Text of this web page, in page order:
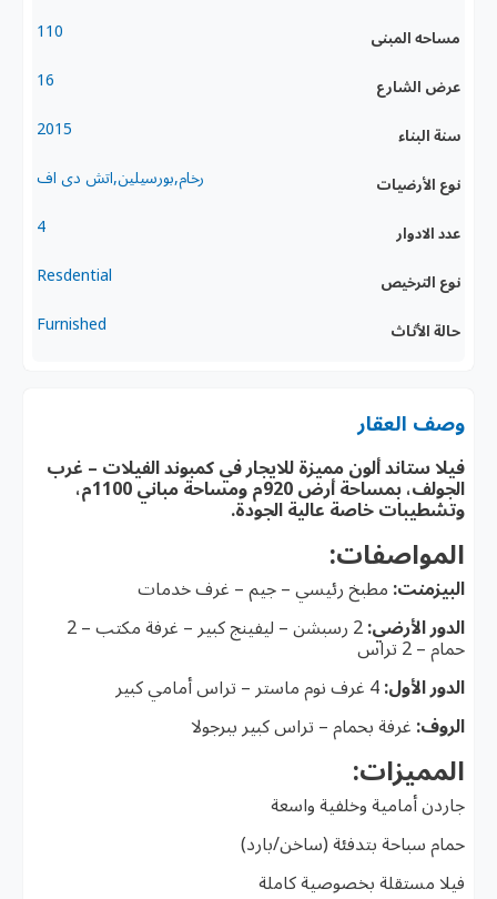
مساحه المبنى 110
عرض الشارع 16
سنة البناء 2015
نوع الأرضيات رخام,بورسيلين,اتش دى اف
عدد الادوار 4
نوع الترخيص Resdential
حالة الأثاث Furnished
وصف العقار
فيلا ستاند ألون مميزة للايجار في كمبوند الفيلات – غرب
الجولف، بمساحة أرض 920م ومساحة مباني 1100م،
وتشطيبات خاصة عالية الجودة.
المواصفات:
البيزمنت: مطبخ رئيسي – جيم – غرف خدمات
الدور الأرضي:
2 رسبشن – ليفينج كبير – غرفة مكتب – 2
حمام – 2 تراس
الدور الأول: 4 غرف نوم ماستر – تراس أمامي كبير
الروف: غرفة بحمام – تراس كبير ببرجولا
المميزات:
جاردن أمامية وخلفية واسعة
حمام سباحة بتدفئة (ساخن/بارد)
فيلا مستقلة بخصوصية كاملة